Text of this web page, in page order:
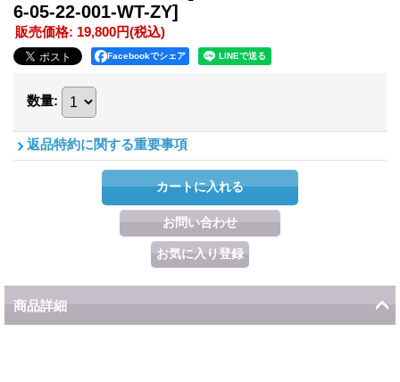
6-05-22-001-WT-ZY]
販売価格: 19,800円(税込)
Facebookでシェア
数量:
返品特約に関する重要事項
商品詳細